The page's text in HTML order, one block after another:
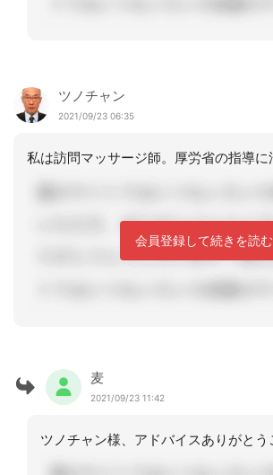
ツノチャン
2021/09/23 06:35
会員登録して続きを読む
麦
2021/09/23 11:42